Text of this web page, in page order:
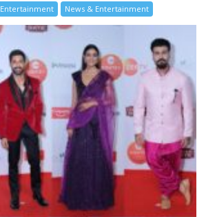
Entertainment News & Entertainment